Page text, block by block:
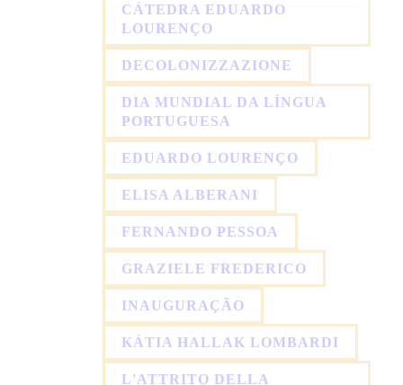
CÁTEDRA EDUARDO
LOURENÇO
DECOLONIZZAZIONE
DIA MUNDIAL DA LÍNGUA
PORTUGUESA
EDUARDO LOURENÇO
ELISA ALBERANI
FERNANDO PESSOA
GRAZIELE FREDERICO
INAUGURAÇÃO
KÁTIA HALLAK LOMBARDI
L'ATTRITO DELLA